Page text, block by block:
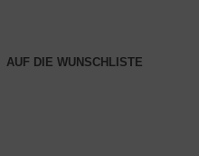
AUF DIE WUNSCHLISTE